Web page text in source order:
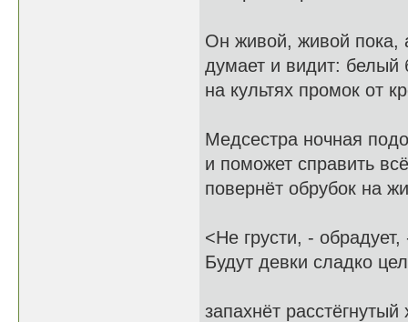
Он живой, живой пока,
думает и видит: белый
на культях промок от
Медсестра ночная
и поможет справить
повернёт обрубок на
<Не грусти, - обрадует,
Будут девки сладко
запахнёт расстёгнутый